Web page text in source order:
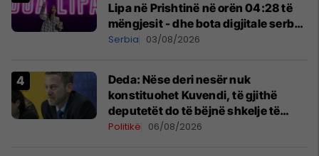
Lipa në Prishtinë në orën 04:28 të
mëngjesit - dhe bota digjitale serbe
shpall gjendjen e luftës
Serbia 03/08/2026
Deda: Nëse deri nesër nuk
konstituohet Kuvendi, të gjithë
deputetët do të bëjnë shkelje të
rëndë kushtetuese
Politikë 06/08/2026